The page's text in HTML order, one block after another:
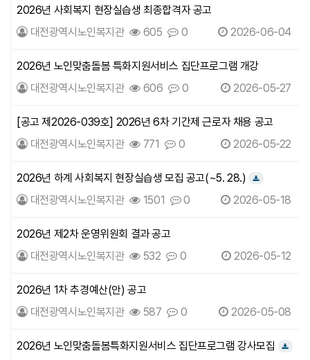
2026년 사회복지 현장실습생 최종합격자 공고
대전광역시노인복지관
605 0 2026-06-04
2026년 노인맞춤돌봄 특화지원서비스 집단프로그램 개강
대전광역시노인복지관
606 0 2026-05-27
[공고 제2026-039호] 2026년 6차 기간제 근로자 채용 공고
대전광역시노인복지관
771 0 2026-05-22
2026년 하계 사회복지 현장실습생 모집 공고(~5. 28.) 다운로드
대전광역시노인복지관 1501 0 2026-05-18
2026년 제2차 운영위원회 결과 공고
대전광역시노인복지관
532 0 2026-05-12
2026년 1차 추경예산(안) 공고
대전광역시노인복지관
587 0 2026-05-08
2026년 노인맞춤돌봄특화지원서비스 집단프로그램 강사모집 다운로드